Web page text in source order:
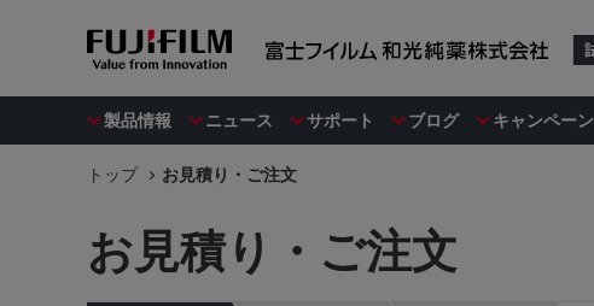
製品情報 ニュース サポート ブログ キャンペーン
トップ お見積り・ご注文
お見積り・ご注文